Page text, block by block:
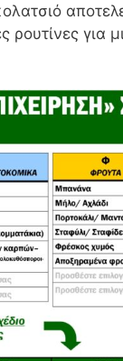
ρουτίνες για